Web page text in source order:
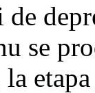
de
se